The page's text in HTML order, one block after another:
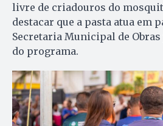
livre de criadouros do
destacar que a pasta atua em
Secretaria Municipal de
do programa.